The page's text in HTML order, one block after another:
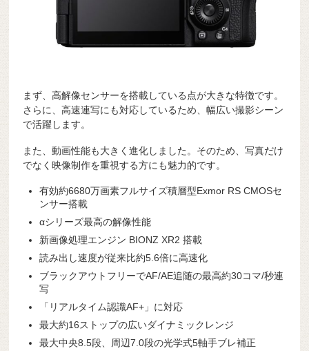
まず、高解像センサーを搭載している点が大きな特徴です。
さらに、高速連写にも対応しているため、幅広い撮影シーン
で活躍します。
また、動画性能も大きく進化しました。そのため、写真だけ
でなく映像制作を重視する方にも魅力的です。
有効約6680万画素フルサイズ積層型Exmor RS CMOSセ
ンサー搭載
αシリーズ最高の解像性能
新画像処理エンジン BIONZ XR2 搭載
読み出し速度が従来比約5.6倍に高速化
ブラックアウトフリーでAF/AE追随の最高約30コマ/秒連
写
「リアルタイム認識AF+」に対応
最大約16ストップの広いダイナミックレンジ
最大中央8.5段、周辺7.0段の光学式5軸手ブレ補正